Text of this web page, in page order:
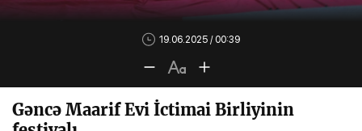
19.06.2025 / 00:39
Gəncə Maarif Evi İctimai Birliyinin